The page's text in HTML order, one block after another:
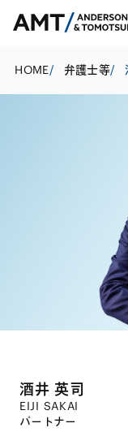
HOME/ 弁護士等/
酒井 英司
EIJI SAKAI
パートナー